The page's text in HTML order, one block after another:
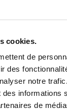
cookies.
de
des
notre
des informations
de
via le
a chuté de
à 55$ à un
perdu 70% de
compensée par